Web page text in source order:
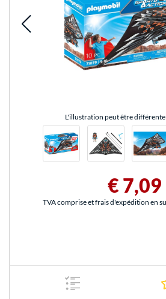
L'illustration peut être
€ 7,09
TVA comprise et frais d'expédition en